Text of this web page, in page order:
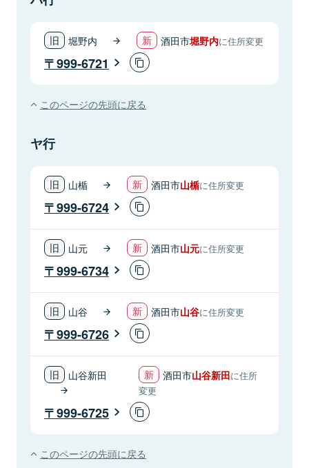
堀野内 酒田市堀野内に住所変更
999-6721
このページの先頭に戻る
ヤ行
山楯 酒田市山楯に住所変更
999-6724
山元 酒田市山元に住所変更
999-6734
山谷 酒田市山谷に住所変更
999-6726
山谷新田 酒田市山谷新田に住所
変更
999-6725
このページの先頭に戻る